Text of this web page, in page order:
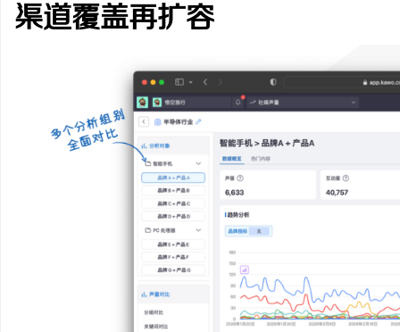
渠道覆盖再扩容